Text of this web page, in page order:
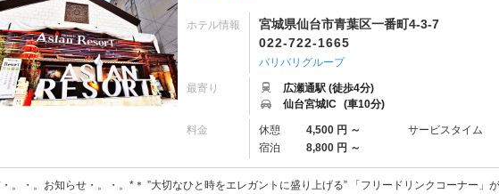
ホテル情報
宮城県仙台市青葉区一番町4-3-7
022-722-1665
バリバリグループ
最寄り
広瀬通駅 (徒歩4分)
仙台宮城IC (車10分)
料金 休憩 4,500 円 ～ サービスタイム
宿泊
8,800 円 ～
。・。お知らせ・。・。*＊ ”大切なひと時をエレガントに盛り上げる” 「フリードリンクコーナー」